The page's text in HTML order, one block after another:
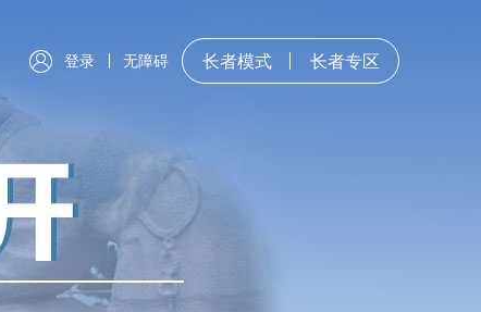
登录 无障碍 长者模式 长者专区